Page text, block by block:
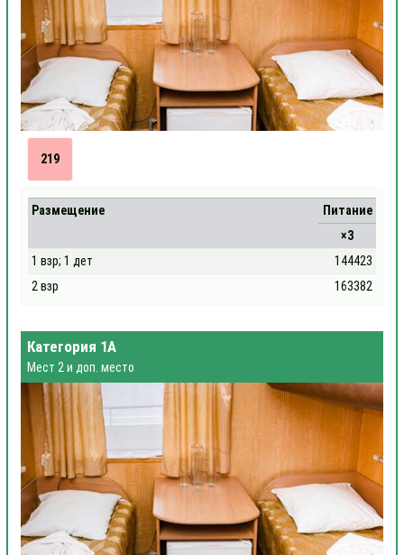
219
Размещение
Питание
×3
1 взр; 1 дет
144423
2 взр
163382
Категория 1А
Мест 2 и доп. место